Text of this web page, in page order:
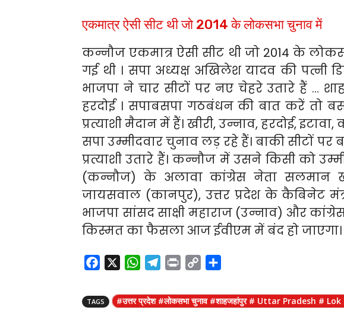
एकमात्र ऐसी सीट थी जो 2014 के लोकसभा चुनाव में
कन्नौज एकमात्र ऐसी सीट थी जो 2014 के
गई थी । सपा अध्यक्ष अखिलेश यादव की पत्नी
भाजपा ने चार सीटों पर नए चेहरे उतारे हैं …
हरदोई । सपाबसपा गठबंधन की बात करें तो
प्रत्याशी मैदान में हैं। खीरी, उन्नाव, हरदोई,
सपा उम्मीदवार चुनाव लड़ रहे हैं। बाकी सीटों पर
प्रत्याशी उतारे हैं। कन्नौज में उसने किसी को
(कन्नौज) के अलावा कांग्रेस नेता सलमान
जायसवाल (कानपुर), उत्तर प्रदेश के कैबिनेट
भाजपा सांसद साक्षी महाराज (उन्नाव) और
किस्मत का फैसला आज ईवीएम में बंद हो जाएगा।
c
e
W
a
t
l
e
i
n
p
y
a
r
TAGS #उत्तर प्रदेश #लोकसभा चुनाव #शाहजहांपुर # Uttar Pradesh #